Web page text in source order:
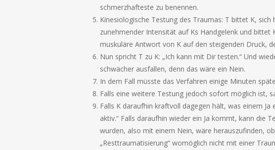
schmerzhafteste zu benennen.
Kinesiologische Testung des Traumas: T bittet K,
zunehmender Intensität auf Ks Handgelenk und
muskuläre Antwort von K auf den steigenden Druck,
Nun spricht T zu K: „Ich kann mit Dir testen.“ Und
schwächer ausfallen, denn das wäre ein Nein.
In dem Fall müsste das Verfahren einige Minuten
Falls eine weitere Testung jedoch sofort möglich ist,
Falls K daraufhin kraftvoll dagegen hält, was einem
aktiv.“ Falls daraufhin wieder ein Ja kommt, kann die
wurden, also mit einem Nein, wäre herauszufinden,
„Resttraumatisierung“ womöglich nicht mit einer